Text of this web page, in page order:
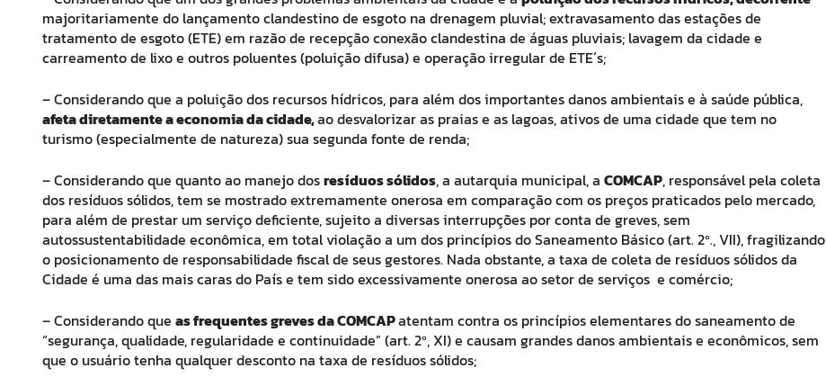
majoritariamente do lançamento clandestino de esgoto na drenagem pluvial; extravasamento das estações de
tratamento de esgoto (ETE) em razão de recepção conexão clandestina de águas pluviais; lavagem da cidade e
carreamento de lixo e outros poluentes (poluição difusa) e operação irregular de ETE´s;
– Considerando que a poluição dos recursos hídricos, para além dos importantes danos ambientais e à saúde pública,
afeta diretamente a economia da cidade,ao desvalorizar as praias e as lagoas, ativos de uma cidade que tem no
turismo (especialmente de natureza) sua segunda fonte de renda;
– Considerando que quanto ao manejo dosresíduos sólidos, a autarquia municipal, a COMCAP, responsável pela coleta
dos resíduos sólidos, tem se mostrado extremamente onerosa em comparação com os preços praticados pelo mercado,
para além de prestar um serviço deficiente, sujeito a diversas interrupções por conta de greves, sem
autossustentabilidade econômica, em total violação a um dos princípios do Saneamento Básico (art. 2º., VII), fragilizando
o posicionamento de responsabilidade fiscal de seus gestores. Nada obstante, a taxa de coleta de resíduos sólidos da
Cidade é uma das mais caras do País e tem sido excessivamente onerosa ao setor de serviços e comércio;
– Considerando que as frequentes greves da COMCAPatentam contra os princípios elementares do saneamento de
“segurança, qualidade, regularidade e continuidade” (art. 2º, XI) e causam grandes danos ambientais e econômicos, sem
que o usuário tenha qualquer desconto na taxa de resíduos sólidos;